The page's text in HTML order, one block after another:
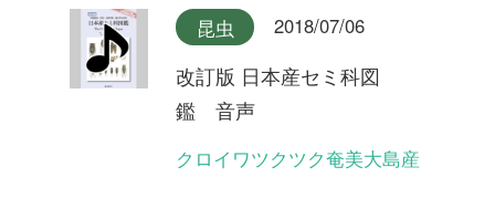
改訂版 日本産セミ科図
鑑 音声
イワサキゼミ(長い序奏タイ
昆虫 2018/07/06